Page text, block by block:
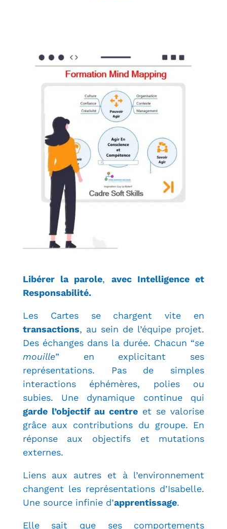
Libérer la parole, avec Intelligence et
Responsabilité.
Les Cartes se chargent vite en
transactions, au sein de l’équipe projet.
Des échanges dans la durée. Chacun “se
mouille” en explicitant ses
représentations. Pas de simples
interactions éphémères, polies ou
subies. Une dynamique continue qui
garde l’objectif au centre et se valorise
grâce aux contributions du groupe. En
réponse aux objectifs et mutations
externes.
Liens aux autres et à l’environnement
changent les représentations d’Isabelle.
Une source infinie d’apprentissage.
Elle sait que ses comportements